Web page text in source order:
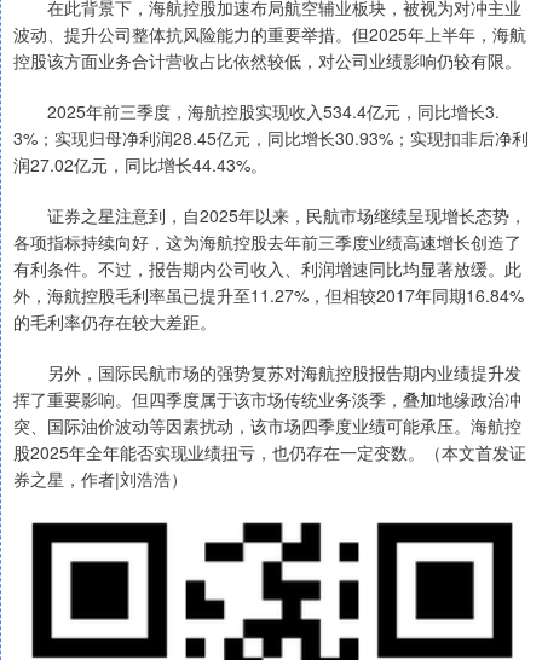
在此背景下，海航控股加速布局航空辅业板块，被视为对冲主业
波动、提升公司整体抗风险能力的重要举措。但2025年上半年，海航
控股该方面业务合计营收占比依然较低，对公司业绩影响仍较有限。
2025年前三季度，海航控股实现收入534.4亿元，同比增长3.
3%；实现归母净利润28.45亿元，同比增长30.93%；实现扣非后净利
润27.02亿元，同比增长44.43%。
证券之星注意到，自2025年以来，民航市场继续呈现增长态势，
各项指标持续向好，这为海航控股去年前三季度业绩高速增长创造了
有利条件。不过，报告期内公司收入、利润增速同比均显著放缓。此
外，海航控股毛利率虽已提升至11.27%，但相较2017年同期16.84%
的毛利率仍存在较大差距。
另外，国际民航市场的强势复苏对海航控股报告期内业绩提升发
挥了重要影响。但四季度属于该市场传统业务淡季，叠加地缘政治冲
突、国际油价波动等因素扰动，该市场四季度业绩可能承压。海航控
股2025年全年能否实现业绩扭亏，也仍存在一定变数。（本文首发证
券之星，作者|刘浩浩）